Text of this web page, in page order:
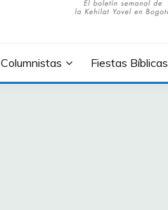
Columnistas Fiestas Bíblicas